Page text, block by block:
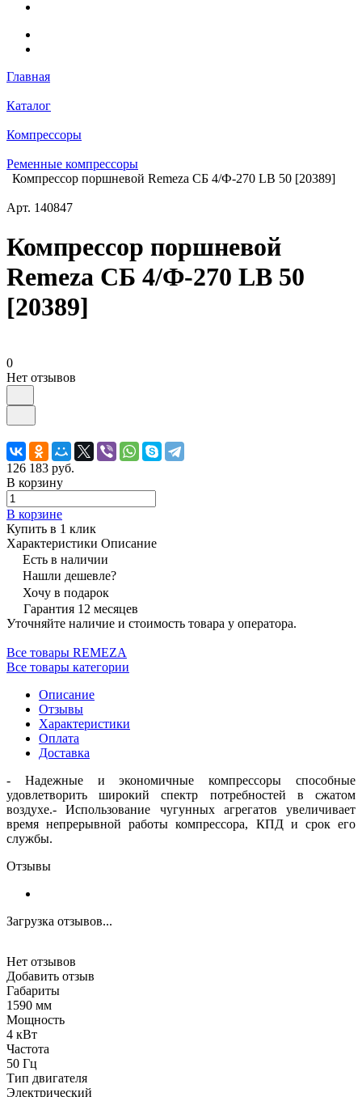
Главная
Каталог
Компрессоры
Ременные компрессоры
Компрессор поршневой Remeza СБ 4/Ф-270 LB 50 [20389]
Арт. 140847
Компрессор поршневой
Remeza СБ 4/Ф-270 LB 50
[20389]
0
Нет отзывов
126 183 руб.
В корзину
В корзине
Купить в 1 клик
Характеристики Описание
Есть в наличии
Нашли дешевле?
Хочу в подарок
Гарантия 12 месяцев
Уточняйте наличие и стоимость товара у оператора.
Все товары REMEZA
Все товары категории
Описание
Отзывы
Характеристики
Оплата
Доставка
- Надежные и экономичные компрессоры способные
удовлетворить широкий спектр потребностей в сжатом
воздухе.- Использование чугунных агрегатов увеличивает
время непрерывной работы компрессора, КПД и срок его
службы.
Отзывы
Загрузка отзывов...
Нет отзывов
Добавить отзыв
Габариты
1590 мм
Мощность
4 кВт
Частота
50 Гц
Тип двигателя
Электрический